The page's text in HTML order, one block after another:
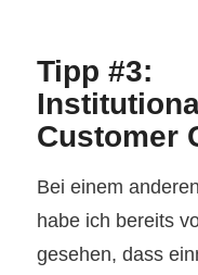
Tipp #3:
Customer
Bei einem
habe ich bereits
gesehen, dass